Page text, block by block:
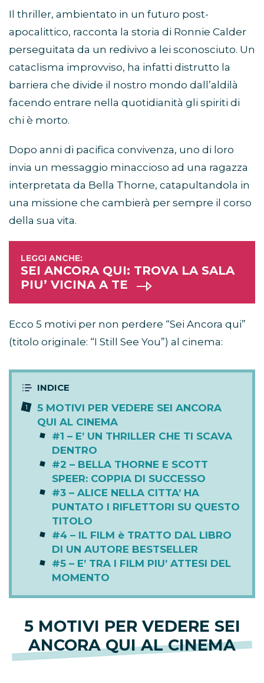
Il thriller, ambientato in un futuro post-
apocalittico, racconta la storia di Ronnie Calder
perseguitata da un redivivo a lei sconosciuto. Un
cataclisma improvviso, ha infatti distrutto la
barriera che divide il nostro mondo dall’aldilà
facendo entrare nella quotidianità gli spiriti di
chi è morto.
Dopo anni di pacifica convivenza, uno di loro
invia un messaggio minaccioso ad una ragazza
interpretata da Bella Thorne, catapultandola in
una missione che cambierà per sempre il corso
della sua vita.
SEI ANCORA QUI: TROVA LA SALA
PIU’ VICINA A TE
Ecco 5 motivi per non perdere “Sei Ancora qui”
(titolo originale: “I Still See You”) al cinema:
5 MOTIVI PER VEDERE SEI ANCORA
QUI AL CINEMA
#1 – E’ UN THRILLER CHE TI SCAVA
DENTRO
#2 – BELLA THORNE E SCOTT
SPEER: COPPIA DI SUCCESSO
#3 – ALICE NELLA CITTA’ HA
PUNTATO I RIFLETTORI SU QUESTO
TITOLO
#4 – IL FILM è TRATTO DAL LIBRO
DI UN AUTORE BESTSELLER
#5 – E’ TRA I FILM PIU’ ATTESI DEL
MOMENTO
5 MOTIVI PER VEDERE SEI
ANCORA QUI AL CINEMA